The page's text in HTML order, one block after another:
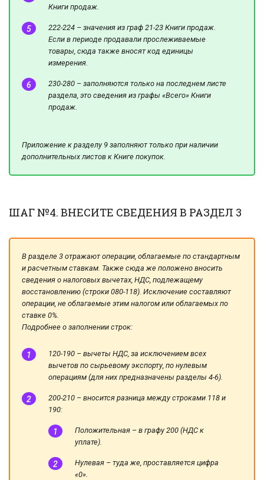
Книги продаж.
222-224 – значения из граф 21-23 Книги продаж.
Если в периоде продавали прослеживаемые
товары, сюда также вносят код единицы
измерения.
230-280 – заполняются только на последнем листе
раздела, это сведения из графы «Всего» Книги
продаж.
Приложение к разделу 9 заполняют только при наличии
дополнительных листов к Книге покупок.
ШАГ №4. ВНЕСИТЕ СВЕДЕНИЯ В РАЗДЕЛ 3
В разделе 3 отражают операции, облагаемые по стандартным
и расчетным ставкам. Также сюда же положено вносить
сведения о налоговых вычетах, НДС, подлежащему
восстановлению (строки 080-118). Исключение составляют
операции, не облагаемые этим налогом или облагаемых по
ставке 0%.
Подробнее о заполнении строк:
120-190 – вычеты НДС, за исключением всех
вычетов по сырьевому экспорту, по нулевым
операциям (для них предназначены разделы 4-6).
200-210 – вносится разница между строками 118 и
190:
Положительная – в графу 200 (НДС к
уплате).
Нулевая – туда же, проставляется цифра
«0».